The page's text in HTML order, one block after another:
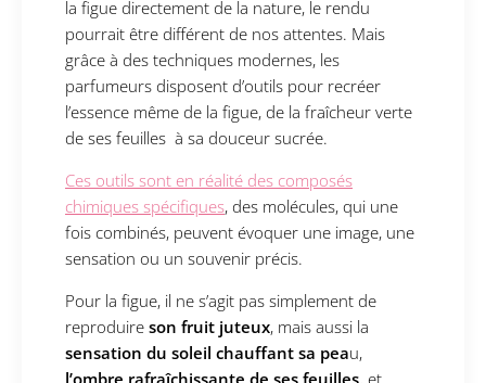
la figue directement de la nature, le rendu
pourrait être différent de nos attentes. Mais
grâce à des techniques modernes, les
parfumeurs disposent d’outils pour recréer
l’essence même de la figue, de la fraîcheur verte
de ses feuilles à sa douceur sucrée.
Ces outils sont en réalité des composés
chimiques spécifiques, des molécules, qui une
fois combinés, peuvent évoquer une image, une
sensation ou un souvenir précis.
Pour la figue, il ne s’agit pas simplement de
reproduire son fruit juteux, mais aussi la
sensation du soleil chauffant sa peau,
l’ombre rafraîchissante de ses feuilles, et